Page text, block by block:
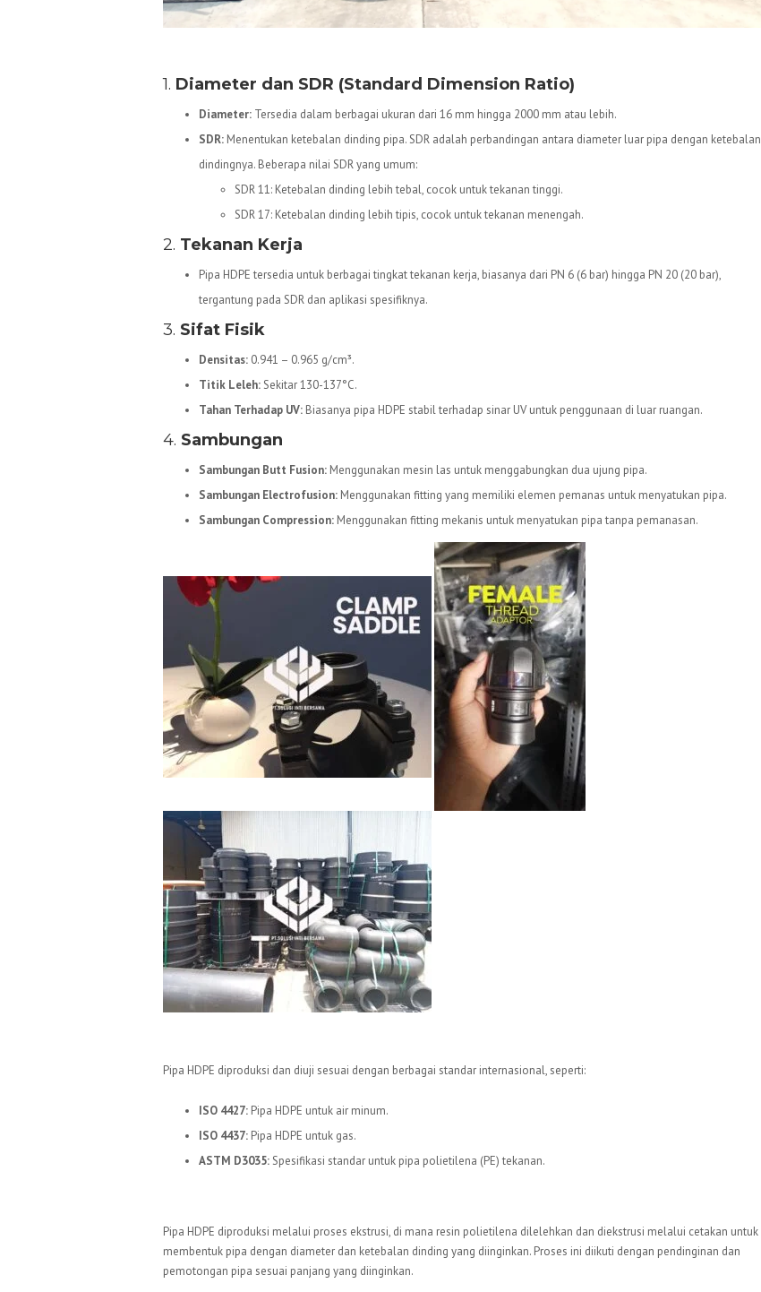
1. Diameter dan SDR (Standard Dimension Ratio)
Diameter: Tersedia dalam berbagai ukuran dari 16 mm hingga 2000 mm atau lebih.
SDR: Menentukan ketebalan dinding pipa. SDR adalah perbandingan antara diameter luar pipa dengan ketebalan
dindingnya. Beberapa nilai SDR yang umum:
SDR 11: Ketebalan dinding lebih tebal, cocok untuk tekanan tinggi.
SDR 17: Ketebalan dinding lebih tipis, cocok untuk tekanan menengah.
2. Tekanan Kerja
Pipa HDPE tersedia untuk berbagai tingkat tekanan kerja, biasanya dari PN 6 (6 bar) hingga PN 20 (20 bar),
tergantung pada SDR dan aplikasi spesifiknya.
3. Sifat Fisik
Densitas: 0.941 – 0.965 g/cm³.
Titik Leleh:Sekitar 130-137°C.
Tahan Terhadap UV: Biasanya pipa HDPE stabil terhadap sinar UV untuk penggunaan di luar ruangan.
4. Sambungan
Sambungan Butt Fusion: Menggunakan mesin las untuk menggabungkan dua ujung pipa.
Sambungan Electrofusion: Menggunakan fitting yang memiliki elemen pemanas untuk menyatukan pipa.
Sambungan Compression: Menggunakan fitting mekanis untuk menyatukan pipa tanpa pemanasan.
Pipa HDPE diproduksi dan diuji sesuai dengan berbagai standar internasional, seperti:
ISO 4427: Pipa HDPE untuk air minum.
ISO 4437: Pipa HDPE untuk gas.
ASTM D3035:Spesifikasi standar untuk pipa polietilena (PE) tekanan.
Pipa HDPE diproduksi melalui proses ekstrusi, di mana resin polietilena dilelehkan dan diekstrusi melalui cetakan untuk
membentuk pipa dengan diameter dan ketebalan dinding yang diinginkan. Proses ini diikuti dengan pendinginan dan
pemotongan pipa sesuai panjang yang diinginkan.